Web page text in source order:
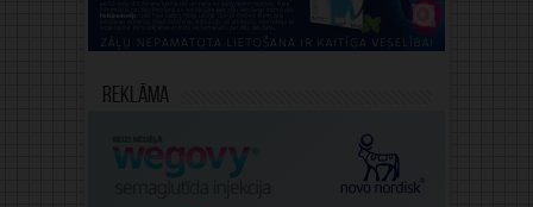
Reklāma